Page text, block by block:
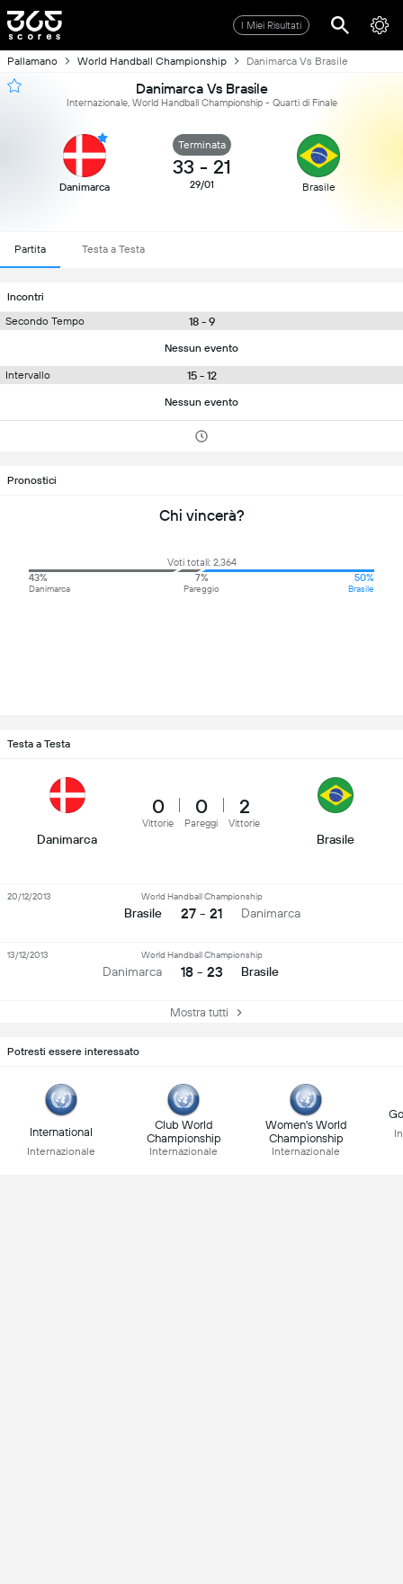
I Miei Risultati
Pallamano World Handball Championship Danimarca Vs Brasile
Danimarca Vs Brasile
Internazionale, World Handball Championship - Quarti di Finale
Danimarca
Terminata
33 - 21
29/01 Brasile
Partita Testa a Testa
Incontri
Secondo Tempo
18 - 9
Nessun evento
Intervallo 15 - 12
Nessun evento
Pronostici
Chi vincerà?
Voti totali: 2,364
43%
Danimarca
7%
Pareggio
50%
Brasile
Testa a Testa
Danimarca
0
Vittorie
0
Pareggi
2
Vittorie
Brasile
Brasile
World Handball Championship
27 - 21 Danimarca
20/12/2013
Danimarca
World Handball Championship
18 - 23 Brasile
13/12/2013
Mostra tutti
Potresti essere interessato
International
Internazionale
Club World
Championship
Internazionale
Women's World
Championship
Internazionale